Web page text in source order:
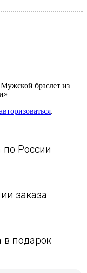
браслет из
авторизоваться.
по России
заказа
в подарок